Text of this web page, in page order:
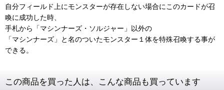
自分フィールド上にモンスターが存在しない場合にこのカードが召
喚に成功した時、
手札から「マシンナーズ・ソルジャー」以外の
「マシンナーズ」と名のついたモンスター１体を特殊召喚する事が
できる。
この商品を買った人は、こんな商品も買っています